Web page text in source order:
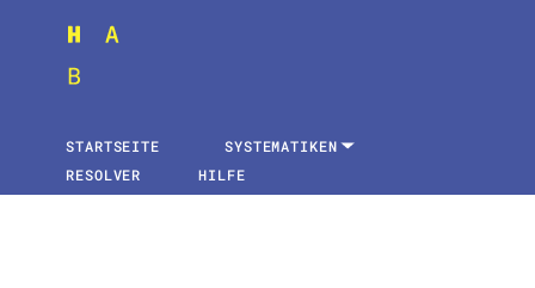
STARTSEITE
SYSTEMATIKEN
RESOLVER
HILFE